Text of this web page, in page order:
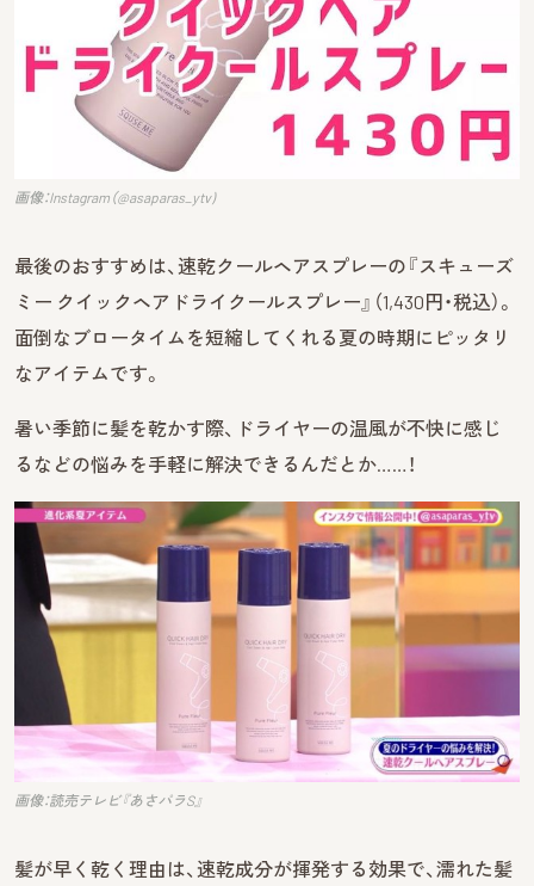
画像：Instagram（@asaparas_ytv)
最後のおすすめは、速乾クールヘアスプレーの『スキューズ
ミー クイックヘアドライクールスプレー』（1,430円・税込）。
面倒なブロータイムを短縮してくれる夏の時期にピッタリ
なアイテムです。
暑い季節に髪を乾かす際、ドライヤーの温風が不快に感じ
るなどの悩みを手軽に解決できるんだとか……！
画像：読売テレビ『あさパラS』
髪が早く乾く理由は、速乾成分が揮発する効果で、濡れた髪